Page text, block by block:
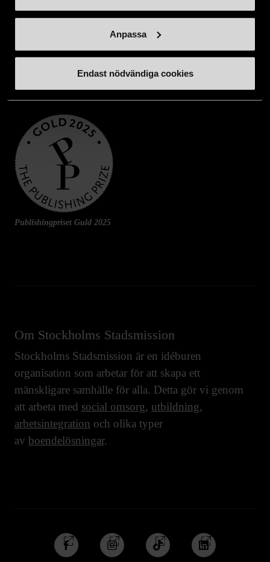
Anpassa
Endast nödvändiga cookies
Publishingpriset Guld 2025
Om Stockholms Stadsmission
Stockholms Stadsmission är en idéburen
organisation som arbetar för att skapa ett
mänskligare samhälle för alla. Detta gör vi genom
att arbeta med social omsorg, utbildning,
arbetsintegration och olika typer
av boendelösningar.
Följ
oss
Följ
oss
Följ
oss
Följ
oss